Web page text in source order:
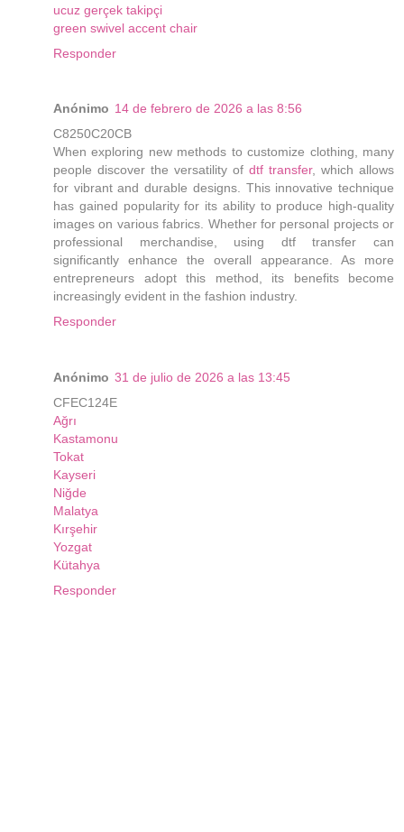
ucuz gerçek takipçi
green swivel accent chair
Responder
Anónimo 14 de febrero de 2026 a las 8:56
C8250C20CB
When exploring new methods to customize clothing, many
people discover the versatility of dtf transfer, which allows
for vibrant and durable designs. This innovative technique
has gained popularity for its ability to produce high-quality
images on various fabrics. Whether for personal projects or
professional merchandise, using dtf transfer can
significantly enhance the overall appearance. As more
entrepreneurs adopt this method, its benefits become
increasingly evident in the fashion industry.
Responder
Anónimo 31 de julio de 2026 a las 13:45
CFEC124E
Ağrı
Kastamonu
Tokat
Kayseri
Niğde
Malatya
Kırşehir
Yozgat
Kütahya
Responder